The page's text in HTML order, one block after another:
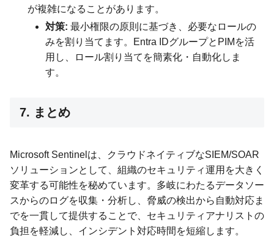
が複雑になることがあります。
対策: 最小権限の原則に基づき、必要なロールの
みを割り当てます。Entra IDグループとPIMを活
用し、ロール割り当てを簡素化・自動化しま
す。
7. まとめ
Microsoft Sentinelは、クラウドネイティブなSIEM/SOAR
ソリューションとして、組織のセキュリティ運用を大きく
変革する可能性を秘めています。多岐にわたるデータソー
スからのログを収集・分析し、脅威の検出から自動対応ま
でを一貫して提供することで、セキュリティアナリストの
負担を軽減し、インシデント対応時間を短縮します。